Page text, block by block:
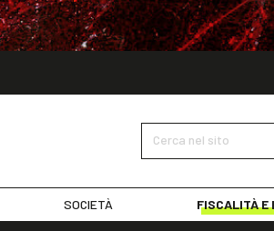
Cerca nel sito
SOCIETÀ FISCALITÀ E